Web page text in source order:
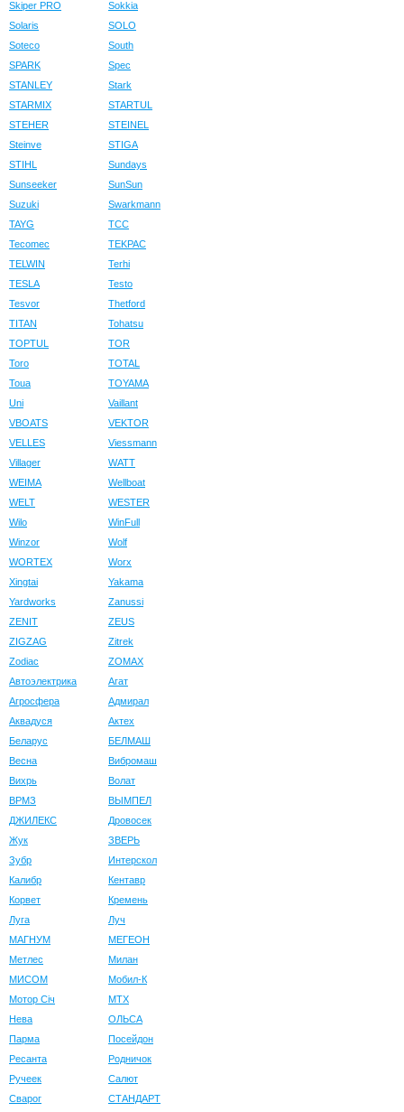
Skiper PRO
Sokkia
Solaris
SOLO
Soteco
South
SPARK
Spec
STANLEY
Stark
STARMIX
STARTUL
STEHER
STEINEL
Steinve
STIGA
STIHL
Sundays
Sunseeker
SunSun
Suzuki
Swarkmann
TAYG
TCC
Tecomec
TEKPAC
TELWIN
Terhi
TESLA
Testo
Tesvor
Thetford
TITAN
Tohatsu
TOPTUL
TOR
Toro
TOTAL
Toua
TOYAMA
Uni
Vaillant
VBOATS
VEKTOR
VELLES
Viessmann
Villager
WATT
WEIMA
Wellboat
WELT
WESTER
Wilo
WinFull
Winzor
Wolf
WORTEX
Worx
Xingtai
Yakama
Yardworks
Zanussi
ZENIT
ZEUS
ZIGZAG
Zitrek
Zodiac
ZOMAX
Автоэлектрика
Агат
Агросфера
Адмирал
Аквадуся
Актех
Беларус
БЕЛМАШ
Весна
Вибромаш
Вихрь
Волат
ВРМЗ
ВЫМПЕЛ
ДЖИЛЕКС
Дровосек
Жук
ЗВЕРЬ
Зубр
Интерскол
Калибр
Кентавр
Корвет
Кремень
Луга
Луч
МАГНУМ
МЕГЕОН
Метлес
Милан
МИСОМ
Мобил-К
Мотор Сiч
МТХ
Нева
ОЛЬСА
Парма
Посейдон
Ресанта
Родничок
Ручеек
Салют
Сварог
СТАНДАРТ